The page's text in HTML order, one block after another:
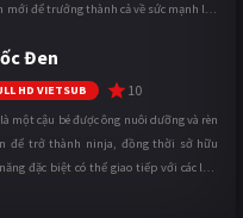
mới để trưởng thành cả về sức mạnh lẫn
càng khắc nghiệt, anh ...
Đen
HD VIETSUB 10
một cậu bé được ông nuôi dưỡng và rèn
để trở thành ninja, đồng thời sở hữu
đặc biệt có thể giao tiếp với các loài